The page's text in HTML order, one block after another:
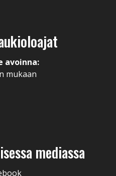
avoinna:
mukaan
mediassa